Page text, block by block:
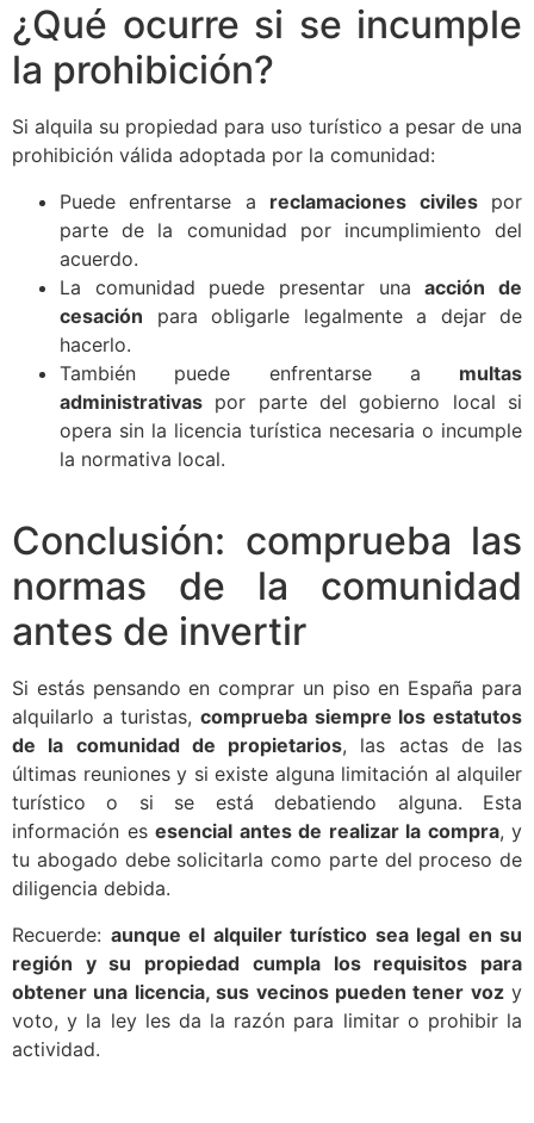
¿Qué ocurre si se incumple
la prohibición?
Si alquila su propiedad para uso turístico a pesar de una
prohibición válida adoptada por la comunidad:
Puede enfrentarse a reclamaciones civilespor
parte de la comunidad por incumplimiento del
acuerdo.
La comunidad puede presentar unaacción de
cesación para obligarle legalmente a dejar de
hacerlo.
También puede enfrentarse a multas
administrativas por parte del gobierno local si
opera sin la licencia turística necesaria o incumple
la normativa local.
Conclusión: comprueba las
normas de la comunidad
antes de invertir
Si estás pensando en comprar un piso en España para
alquilarlo a turistas, comprueba siempre los estatutos
de la comunidad de propietarios, las actas de las
últimas reuniones y si existe alguna limitación al alquiler
turístico o si se está debatiendo alguna. Esta
información es esencial antes de realizar la compra, y
tu abogado debe solicitarla como parte del proceso de
diligencia debida.
Recuerde: aunque el alquiler turístico sea legal en su
región y su propiedad cumpla los requisitos para
obtener una licencia, sus vecinos pueden tener vozy
voto, y la ley les da la razón para limitar o prohibir la
actividad.